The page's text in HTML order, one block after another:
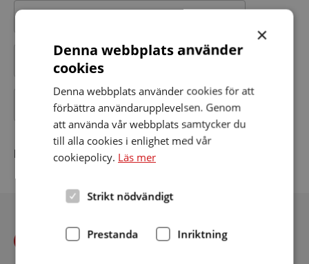
Äldreboende
Teater Kyrkor och församlingshem
Inga teleslingor hittades
×
Denna webbplats använder
cookies
Denna webbplats använder cookies för att
förbättra användarupplevelsen. Genom
att använda vår webbplats samtycker du
till alla cookies i enlighet med vår
cookiepolicy. Läs mer
Strikt nödvändigt
Prestanda Inriktning